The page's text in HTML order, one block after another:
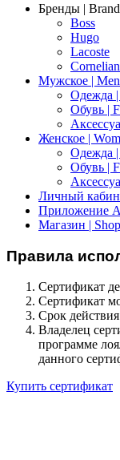
Бренды |
Boss
Hugo
Lacoste
Мужское | Men
Одежда |
Обувь |
Женское |
Одежда |
Обувь |
Личный
Приложение
Магазин | Shop
Правила
Сертификат
Сертификат
Срок
Владелец
программе
данного
Купить сертификат